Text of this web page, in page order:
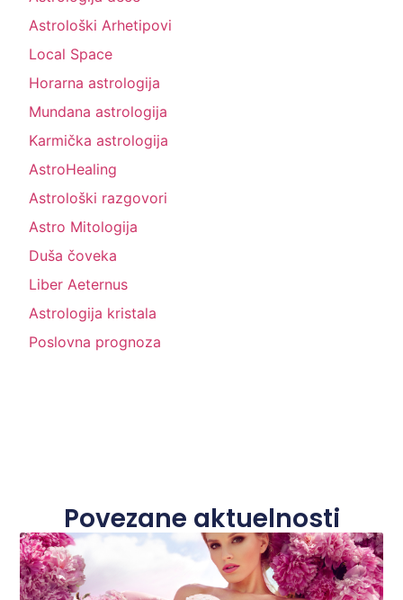
Astrološki Arhetipovi
Local Space
Horarna astrologija
Mundana astrologija
Karmička astrologija
AstroHealing
Astrološki razgovori
Astro Mitologija
Duša čoveka
Liber Aeternus
Astrologija kristala
Poslovna prognoza
Povezane aktuelnosti